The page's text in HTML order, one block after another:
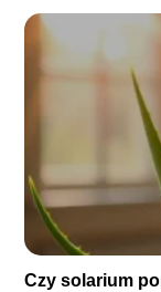
Czy solarium